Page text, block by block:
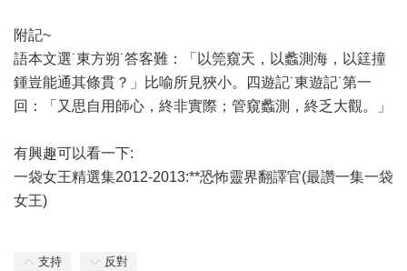
附記~
語本文選˙東方朔˙答客難：「以筦窺天，以蠡測海，以筳撞
鍾豈能通其條貫？」比喻所見狹小。四遊記˙東遊記˙第一
回：「又思自用師心，終非實際；管窺蠡測，終乏大觀。」
有興趣可以看一下:
一袋女王精選集2012-2013:**恐怖靈界翻譯官(最讚一集一袋
女王)
支持 反對